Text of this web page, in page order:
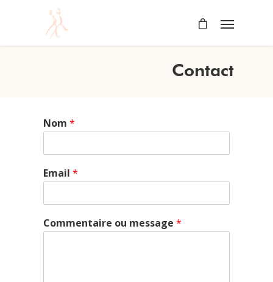
Contact
Nom *
Email *
Commentaire ou message *